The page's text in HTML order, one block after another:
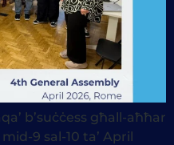
b’suċċess għall-aħħar
9 sal-10 ta’ April